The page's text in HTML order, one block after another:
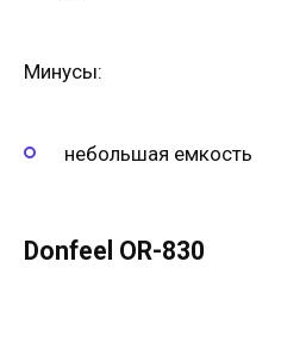
Минусы:
небольшая емкость
Donfeel OR-830